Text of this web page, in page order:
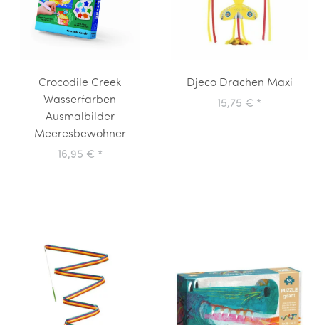
Crocodile Creek
Wasserfarben
Ausmalbilder
Meeresbewohner
16,95 € *
Djeco Drachen Maxi
15,75 € *